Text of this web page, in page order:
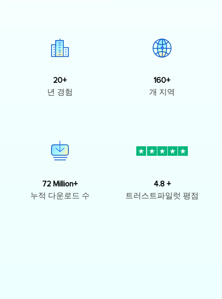
20+
년 경험
160+
개 지역
72 Million+
누적 다운로드 수
4.8 +
트러스트파일럿 평점